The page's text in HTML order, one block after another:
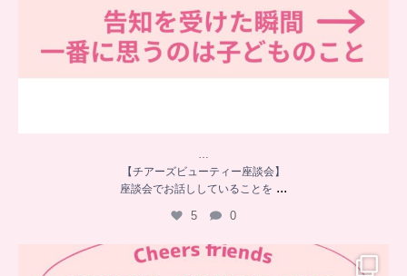
…
【チアーズビューティー座談会】
座談会でお話ししていることを ...
5 0
…